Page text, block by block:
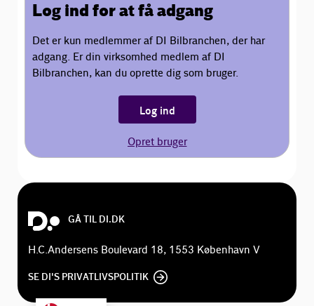
Log ind for at få adgang
Det er kun medlemmer af DI Bilbranchen, der har
adgang. Er din virksomhed medlem af DI
Bilbranchen, kan du oprette dig som bruger.
Log ind
Opret bruger
GÅ TIL DI.DK
H.C.Andersens Boulevard 18, 1553 København V
SE DI'S PRIVATLIVSPOLITIK